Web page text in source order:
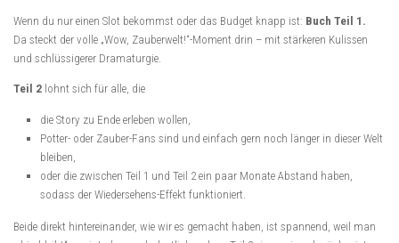
Wenn du nur einen Slot bekommst oder das Budget knapp ist: Buch Teil 1.
Da steckt der volle „Wow, Zauberwelt!“-Moment drin – mit stärkeren Kulissen
und schlüssigerer Dramaturgie.
Teil 2 lohnt sich für alle, die
die Story zu Ende erleben wollen,
Potter- oder Zauber-Fans sind und einfach gern noch länger in dieser Welt
bleiben,
oder die zwischen Teil 1 und Teil 2 ein paar Monate Abstand haben,
sodass der Wiedersehens-Effekt funktioniert.
Beide direkt hintereinander, wie wir es gemacht haben, ist spannend, weil man